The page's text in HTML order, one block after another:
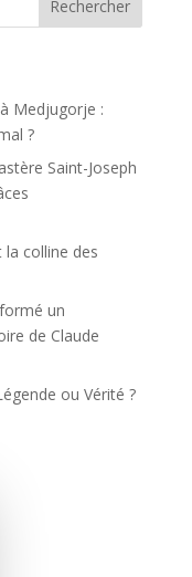
Rechercher
Medjugorje :
?
Saint-Joseph
la colline des
un
de Claude
ou Vérité ?